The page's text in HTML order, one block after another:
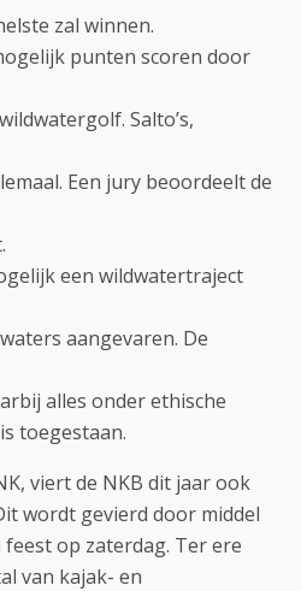
zal winnen.
punten scoren door
Salto’s,
Een jury beoordeelt de
een wildwatertraject
aangevaren. De
alles onder ethische
toegestaan.
viert de NKB dit jaar ook
wordt gevierd door middel
op zaterdag. Ter ere
van kajak- en